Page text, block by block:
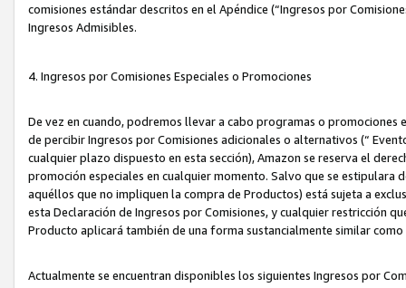
comisiones estándar descritos en el Apéndice (“Ingresos por
Ingresos Admisibles.
4. Ingresos por Comisiones Especiales o Promociones
De vez en cuando, podremos llevar a cabo programas o
de percibir Ingresos por Comisiones adicionales o alternativos (“
cualquier plazo dispuesto en esta sección), Amazon se reserva el
promoción especiales en cualquier momento. Salvo que se
aquéllos que no impliquen la compra de Productos) está sujeta a
esta Declaración de Ingresos por Comisiones, y cualquier restricción
Producto aplicará también de una forma sustancialmente similar
Actualmente se encuentran disponibles los siguientes Ingresos por